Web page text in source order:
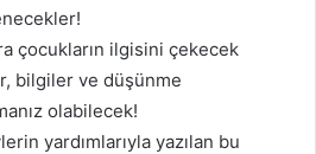
çocukların ilgisini çekecek
bilgiler ve düşünme
olabilecek!
yardımlarıyla yazılan bu